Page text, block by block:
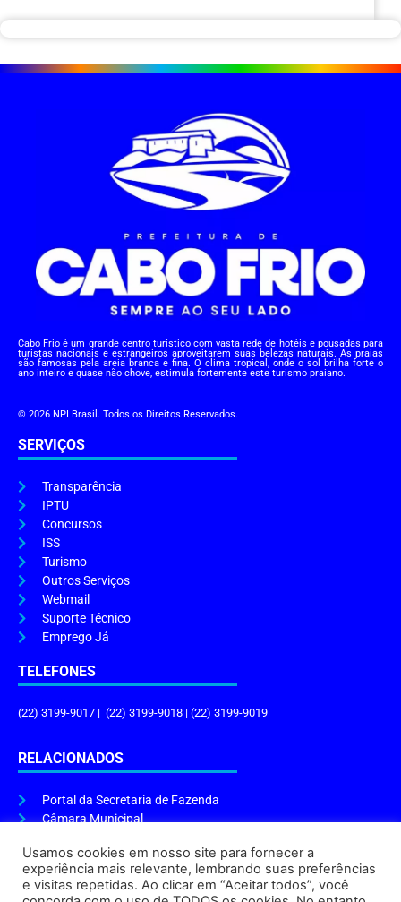
Cabo Frio é um grande centro turístico com vasta rede de hotéis e pousadas para
turistas nacionais e estrangeiros aproveitarem suas belezas naturais. As praias
são famosas pela areia branca e fina. O clima tropical, onde o sol brilha forte o
ano inteiro e quase não chove, estimula fortemente este turismo praiano.
© 2026 NPI Brasil. Todos os Direitos Reservados.
SERVIÇOS
Transparência
IPTU
Concursos
ISS
Turismo
Outros Serviços
Webmail
Suporte Técnico
Emprego Já
TELEFONES
(22) 3199-9017 | (22) 3199-9018 | (22) 3199-9019
RELACIONADOS
Portal da Secretaria de Fazenda
Câmara Municipal
ENDEREÇO E HORÁRIO
Usamos cookies em nosso site para fornecer a
experiência mais relevante, lembrando suas preferências
e visitas repetidas. Ao clicar em “Aceitar todos”, você